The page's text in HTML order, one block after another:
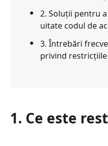
2. Soluții pentru
uitate codul de
3. Întrebări
privind
1. Ce este